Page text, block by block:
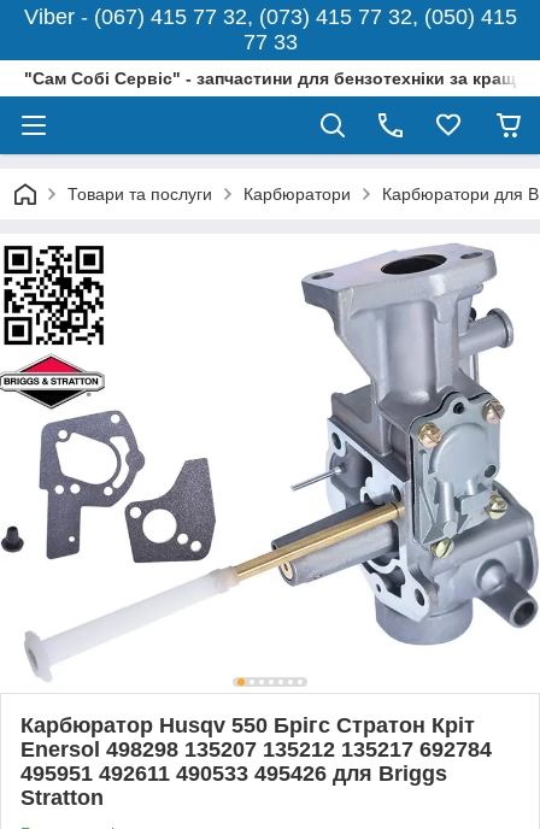
Viber - (067) 415 77 32, (073) 415 77 32, (050) 415
77 33
"Сам Собі Сервіс" - запчастини для бензотехніки за
Товари та послуги Карбюратори Карбюратори для
Карбюратор Husqv 550 Брігс Стратон Кріт
Enersol 498298 135207 135212 135217 692784
495951 492611 490533 495426 для Briggs
Stratton